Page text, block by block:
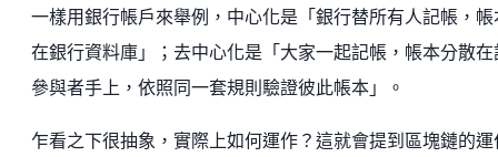
一樣用銀行帳戶來舉例，中心化是「銀行替所有人記帳，帳
在銀行資料庫」；去中心化是「大家一起記帳，帳本分散在
參與者手上，依照同一套規則驗證彼此帳本」。
乍看之下很抽象，實際上如何運作？這就會提到區塊鏈的運